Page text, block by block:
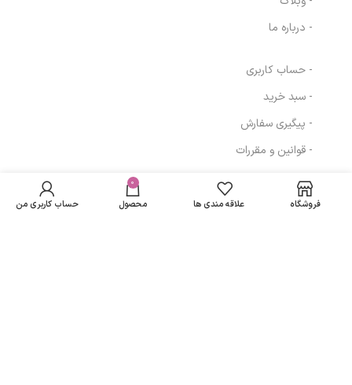
- درباره ما
- حساب کاربری
- سبد خرید
- پیگیری سفارش
- قوانین و مقررات
مسیرهای ارتباطی
فلوئید ضد آفتاب
SPF 50 ویتالیر
مناسب انواع پوست
کدر و دارای لک
تومان
باشد فروشگاه علاقه مندی ها
0
محصول حساب کاربری من